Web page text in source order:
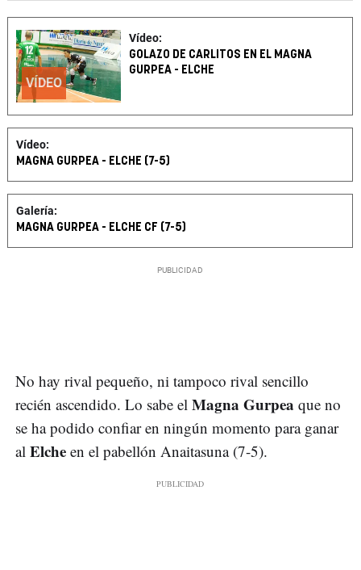
VÍDEO
Vídeo:
GOLAZO DE CARLITOS EN EL MAGNA
GURPEA - ELCHE
Vídeo:
MAGNA GURPEA - ELCHE (7-5)
Galería:
MAGNA GURPEA - ELCHE CF (7-5)
No hay rival pequeño, ni tampoco rival sencillo
recién ascendido. Lo sabe el Magna Gurpea que no
se ha podido confiar en ningún momento para ganar
al Elche en el pabellón Anaitasuna (7-5).